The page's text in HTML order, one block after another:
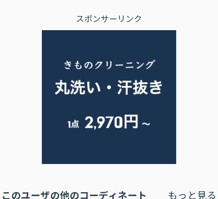
スポンサーリンク
このユーザの他のコーディネート もっと見る